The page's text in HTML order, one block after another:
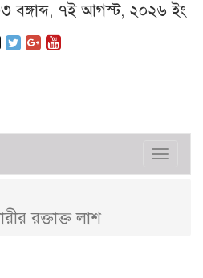
বঙ্গাব্দ, ৭ই আগস্ট, ২০২৬ ইং
রক্তাক্ত লাশ